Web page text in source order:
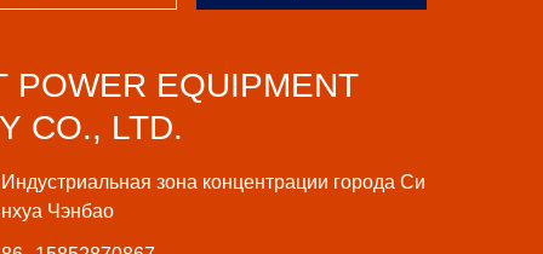
POWER EQUIPMENT
CO., LTD.
Индустриальная зона концентрации города Си
нхуа Чэнбао